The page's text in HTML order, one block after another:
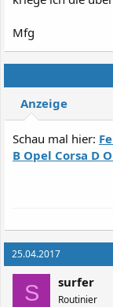
Mfg
Anzeige
Schau mal hier:
B Opel Corsa D
25.04.2017
S surfer
Routinier